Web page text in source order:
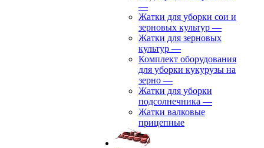
—
Жатки для уборки сои и
зерновых культур —
Жатки для зерновых
культур —
Комплект оборудования
для уборки кукурузы на
зерно —
Жатки для уборки
подсолнечника —
Жатки валковые
прицепные